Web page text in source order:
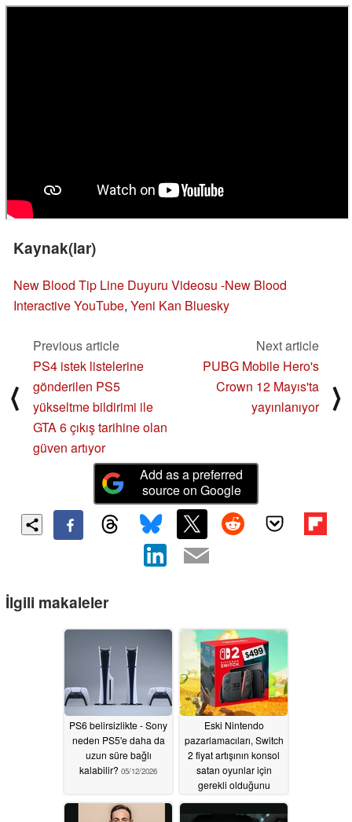
Kaynak(lar)
New Blood Tip Line Duyuru Videosu -New Blood
Interactive YouTube, Yeni Kan Bluesky
⟨
Previous article
PS4 istek listelerine
gönderilen PS5
yükseltme bildirimi ile
GTA 6 çıkış tarihine olan
güven artıyor
Next article
PUBG Mobile Hero's
Crown 12 Mayıs'ta
yayınlanıyor
⟩
Add as a preferred
source on Google
İlgili makaleler
PS6 belirsizlikte - Sony
neden PS5'e daha da
uzun süre bağlı
kalabilir? 05/12/2026
Eski Nintendo
pazarlamacıları, Switch
2 fiyat artışının konsol
satan oyunlar için
gerekli olduğunu
söylüyor05/09/2026